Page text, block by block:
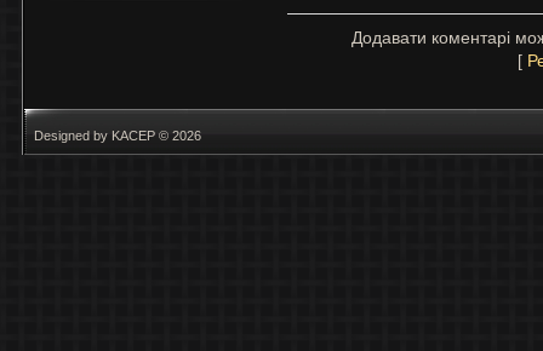
Додавати коментарі
[
Designed by KACEP © 2026